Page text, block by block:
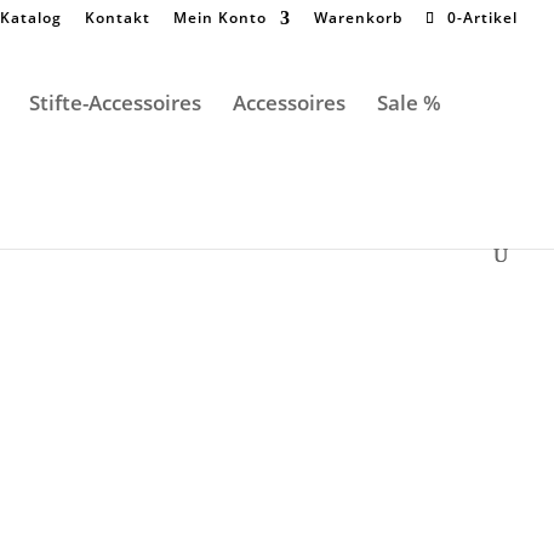
Katalog Kontakt Mein Konto Warenkorb 0-Artikel
Stifte-Accessoires Accessoires Sale %